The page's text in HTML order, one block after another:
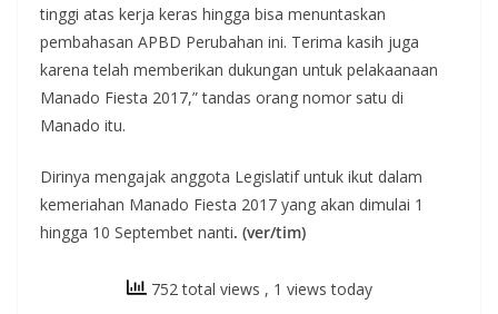
tinggi atas kerja keras hingga bisa menuntaskan
pembahasan APBD Perubahan ini. Terima kasih juga
karena telah memberikan dukungan untuk pelakaanaan
Manado Fiesta 2017,” tandas orang nomor satu di
Manado itu.
Dirinya mengajak anggota Legislatif untuk ikut dalam
kemeriahan Manado Fiesta 2017 yang akan dimulai 1
hingga 10 Septembet nanti. (ver/tim)
752 total views , 1 views today